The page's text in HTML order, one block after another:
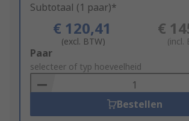
Subtotaal (1 paar)*
€ 120,41
(excl. BTW)
€
(incl.
Add
to
Basket
Paar
selecteer of typ hoeveelheid
Bestellen